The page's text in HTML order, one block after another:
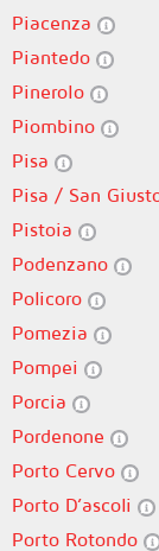
Piacenza
Piantedo
Pinerolo
Piombino
Pisa
Pisa / San
Pistoia
Podenzano
Policoro
Pomezia
Pompei
Porcia
Pordenone
Porto Cervo
Porto D’ascoli
Porto Rotondo